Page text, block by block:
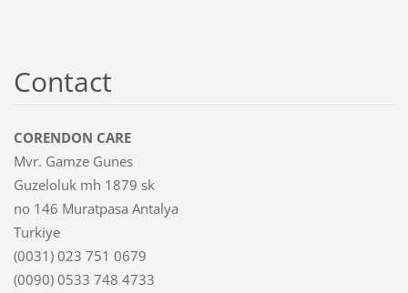
Contact
CORENDON CARE
Mvr. Gamze Gunes
Guzeloluk mh 1879 sk
no 146 Muratpasa Antalya
Turkiye
(0031) 023 751 0679
(0090) 0533 748 4733